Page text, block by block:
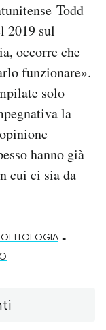
Todd
2019 sul
occorre che
funzionare».
solo
la
hanno già
cui ci sia da
-